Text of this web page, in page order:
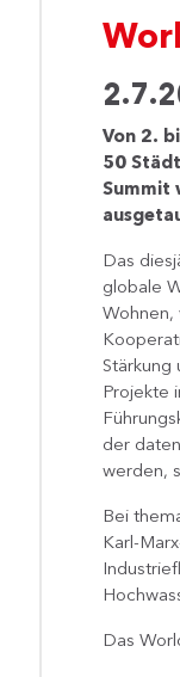
Von 2.
50
Summit
Das
globale
Wohnen,
Projekte
der
werden,
Bei
Karl-
Das